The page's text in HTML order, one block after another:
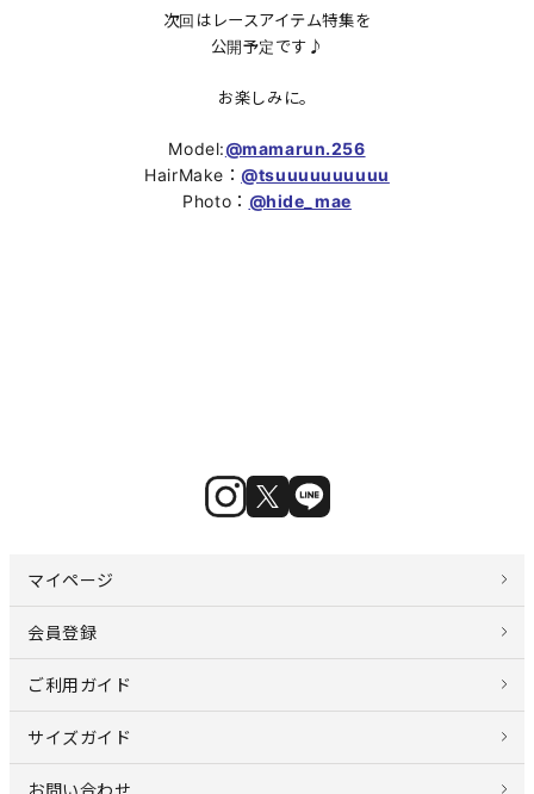
次回はレースアイテム特集を
公開予定です♪
お楽しみに。
Model:@mamarun.256
HairMake：@tsuuuuuuuuuu
Photo： @hide_mae
マイページ
会員登録
ご利用ガイド
サイズガイド
お問い合わせ